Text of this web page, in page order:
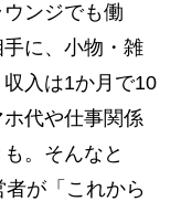
ンジでも働
に、小物・雑
入は1か月で10
代や仕事関係
。そんなと
が「これから